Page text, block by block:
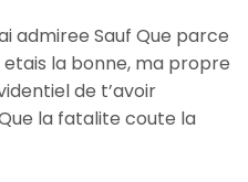
admiree Sauf Que parce
la bonne, ma propre
de t’avoir
la fatalite coute la